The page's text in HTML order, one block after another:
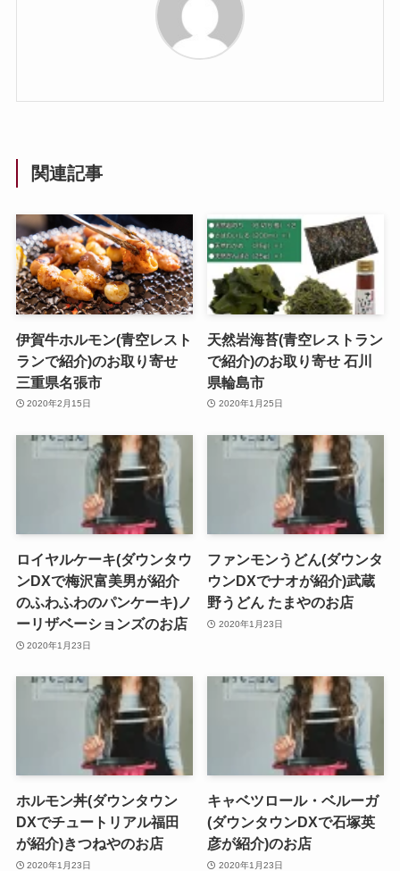
関連記事
伊賀牛ホルモン(青空レスト
ランで紹介)のお取り寄せ
三重県名張市
2020年2月15日
天然岩海苔(青空レストラン
で紹介)のお取り寄せ 石川
県輪島市
2020年1月25日
ロイヤルケーキ(ダウンタウ
ンDXで梅沢富美男が紹介
のふわふわのパンケーキ)ノ
ーリザベーションズのお店
2020年1月23日
ファンモンうどん(ダウンタ
ウンDXでナオが紹介)武蔵
野うどん たまやのお店
2020年1月23日
ホルモン丼(ダウンタウン
DXでチュートリアル福田
が紹介)きつねやのお店
2020年1月23日
キャベツロール・ベルーガ
(ダウンタウンDXで石塚英
彦が紹介)のお店
2020年1月23日